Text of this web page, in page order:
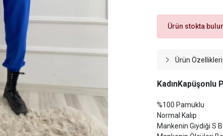
Ürün stokta
Ürün Özellikleri
KadınKapüşonlu
%100 Pamuklu
Normal Kalıp
Mankenin Giydiği S